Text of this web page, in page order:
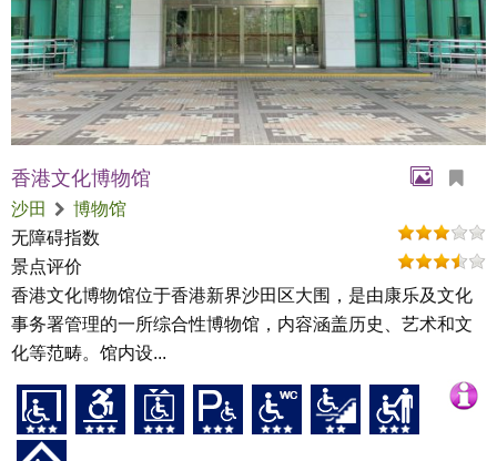
香港文化博物馆
沙田
博物馆
无障碍指数
景点评价
香港文化博物馆位于香港新界沙田区大围，是由康乐及文化
事务署管理的一所综合性博物馆，内容涵盖历史、艺术和文
化等范畴。馆内设...